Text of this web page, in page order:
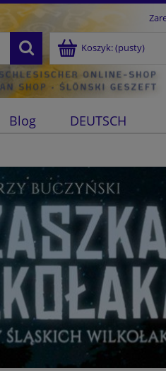
Koszyk:(pusty)
Blog DEUTSCH